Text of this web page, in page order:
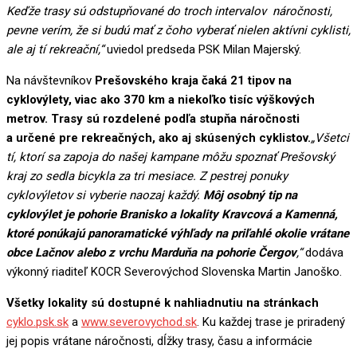
Keďže trasy sú odstupňované do troch intervalov náročnosti,
pevne verím, že si budú mať z čoho vyberať nielen aktívni cyklisti,
ale aj tí rekreační,“uviedol predseda PSK Milan Majerský.
Na návštevníkov Prešovského kraja čaká 21 tipov na
cyklovýlety, viac ako 370 km a niekoľko tisíc výškových
metrov. Trasy sú rozdelené podľa stupňa náročnosti
a určené pre rekreačných, ako aj skúsených cyklistov.„Všetci
tí, ktorí sa zapoja do našej kampane môžu spoznať Prešovský
kraj zo sedla bicykla za tri mesiace. Z pestrej ponuky
cyklovýletov si vyberie naozaj každý. Môj osobný tip na
cyklovýlet je pohorie Branisko a lokality Kravcová a Kamenná,
ktoré ponúkajú panoramatické výhľady na priľahlé okolie vrátane
obce Lačnov alebo z vrchu Marduňa na pohorie Čergov,“dodáva
výkonný riaditeľ KOCR Severovýchod Slovenska Martin Janoško.
Všetky lokality sú dostupné k nahliadnutiu na stránkach
cyklo.psk.sk a www.severovychod.sk. Ku každej trase je priradený
jej popis vrátane náročnosti, dĺžky trasy, času a informácie